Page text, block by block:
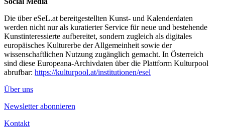
Die über eSeL.at bereitgestellten Kunst- und Kalenderdaten
werden nicht nur als kuratierter Service für neue und bestehende
Kunstinteressierte aufbereitet, sondern zugleich als digitales
europäisches Kulturerbe der Allgemeinheit sowie der
wissenschaftlichen Nutzung zugänglich gemacht. In Österreich
sind diese Europeana-Archivdaten über die Plattform Kulturpool
abrufbar: https://kulturpool.at/institutionen/esel
Über uns
Newsletter abonnieren
Kontakt